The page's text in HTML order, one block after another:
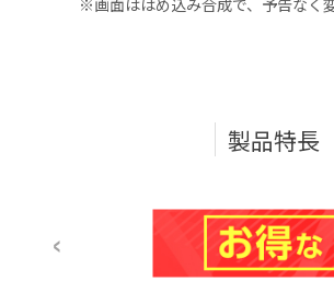
※画面ははめ込み合成で、予告なく
製品特長